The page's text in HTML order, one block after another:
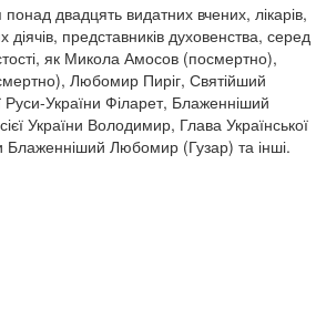
понад двадцять видатних вчених, лікарів,
діячів, представників духовенства, серед
як Микола Амосов (посмертно),
Любомир Пиріг, Святійший
Руси-України Філарет, Блаженніший
України Володимир, Глава Української
Блаженніший Любомир (Гузар) та інші.